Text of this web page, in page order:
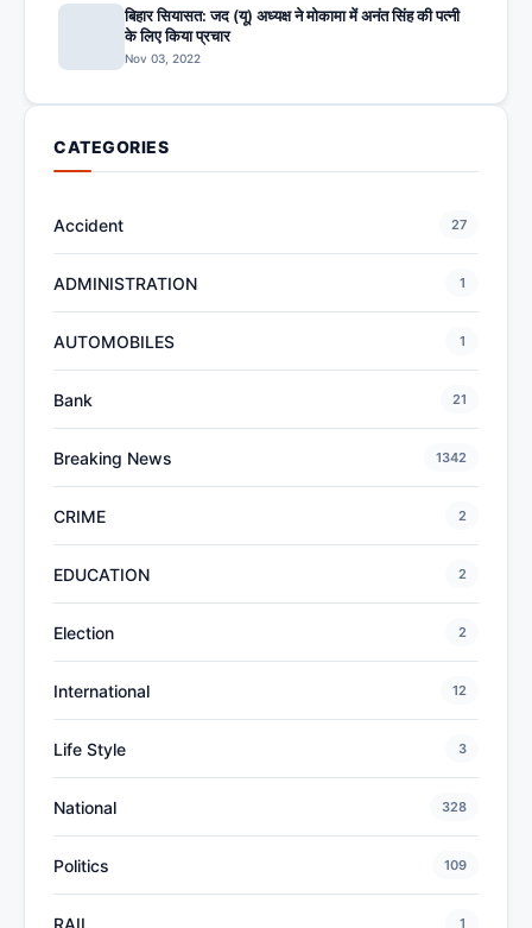
बिहार सियासत: जद (यू) अध्यक्ष ने मोकामा में अनंत सिंह की पत्नी
के लिए किया प्रचार
Nov 03, 2022
CATEGORIES
Accident 27
ADMINISTRATION 1
AUTOMOBILES 1
Bank 21
Breaking News 1342
CRIME 2
EDUCATION 2
Election 2
International 12
Life Style 3
National 328
Politics 109
RAIL 1